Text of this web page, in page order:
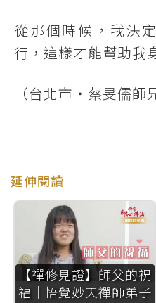
從那個時候，我決
行，這樣才能幫助我
（台北市‧蔡旻儒師
延伸閱讀
【禪修見證】師父的祝
福｜悟覺妙天禪師弟子